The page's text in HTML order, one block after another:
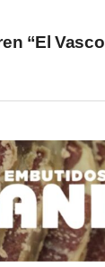
“El Vasco